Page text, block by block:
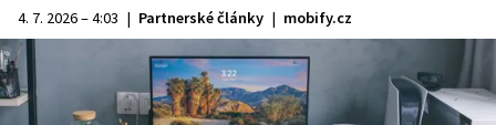
4. 7. 2026 – 4:03 | Partnerské články | mobify.cz